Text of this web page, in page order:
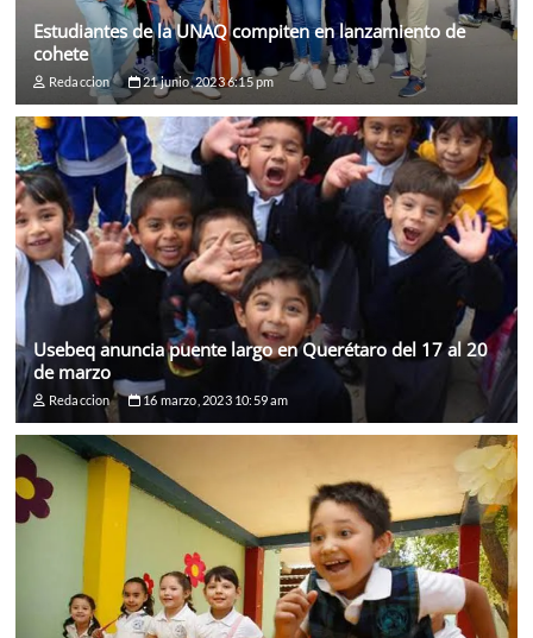
Estudiantes de la UNAQ compiten en lanzamiento de
cohete
Redaccion 21 junio, 2023 6:15 pm
Usebeq anuncia puente largo en Querétaro del 17 al 20
de marzo
Redaccion 16 marzo, 2023 10:59 am